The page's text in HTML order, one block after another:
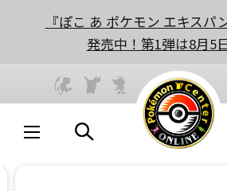
『ぽこ あ ポケモン エキスパ
発売中！第1弾は8月5